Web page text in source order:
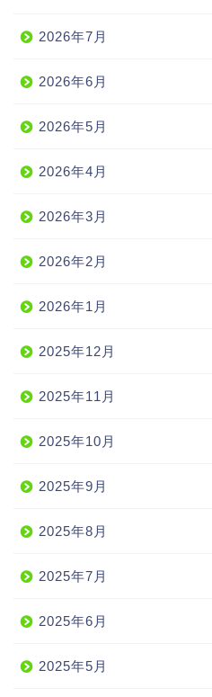
2026年7月
2026年6月
2026年5月
2026年4月
2026年3月
2026年2月
2026年1月
2025年12月
2025年11月
2025年10月
2025年9月
2025年8月
2025年7月
2025年6月
2025年5月